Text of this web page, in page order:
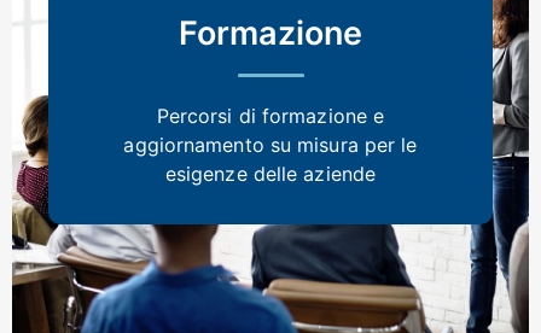
Formazione
Percorsi di formazione e
aggiornamento su misura per le
esigenze delle aziende